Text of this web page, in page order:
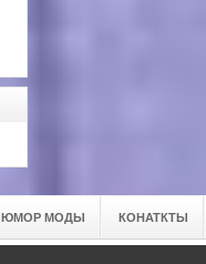
ЮМОР МОДЫ КОНАТКТЫ